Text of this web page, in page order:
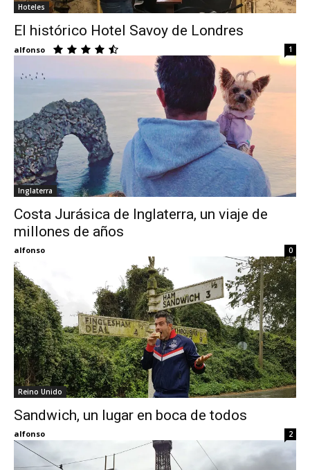
Hoteles
El histórico Hotel Savoy de Londres
alfonso 1
Inglaterra
Costa Jurásica de Inglaterra, un viaje de
millones de años
alfonso 0
Reino Unido
Sandwich, un lugar en boca de todos
alfonso 2